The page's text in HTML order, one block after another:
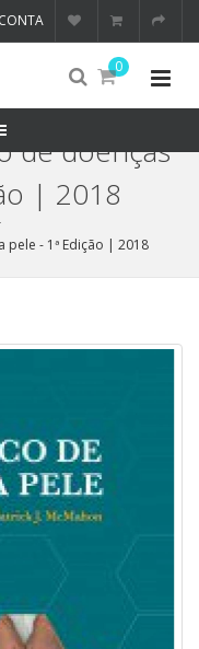
0
de doenças
| 2018
pele - 1ª Edição | 2018